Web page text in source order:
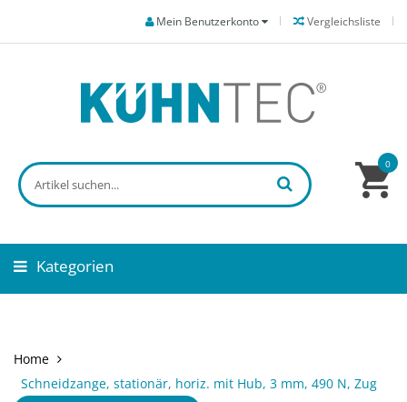
Vergleichsliste
Mein Benutzerkonto
0
Kategorien
Home
Schneidzange, stationär, horiz. mit Hub, 3 mm, 490 N, Zug